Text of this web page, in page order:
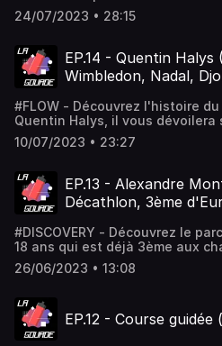
niveau dans plusieurs sports
également préparatrice
mentale : @goflash.off
24/07/2023 • 28:15
EP.14 - Quentin
Wimbledon, Nadal,
#FLOW - Découvrez l'histoire
Quentin Halys, il vous dévoilera
pour réussir ainsi que ses plus
Rafael Nadal et Novak
jusqu'au 3ème tour avant de
mondial : Jannik Sinner.
Instagram : @goflash.off !
10/07/2023 • 23:27
EP.13 - Alexandre
Décathlon, 3ème
#DISCOVERY - Découvrez le
18 ans qui est déjà 3ème aux
(junior) dans sa discipline, qui
décathlon. Une discipline très
26/06/2023 • 13:08
EP.12 - Course